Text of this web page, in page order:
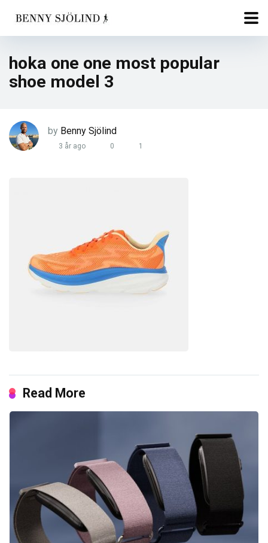
hoka one one most popular
shoe model 3
by Benny Sjölind
3 år ago 0 1
Read More